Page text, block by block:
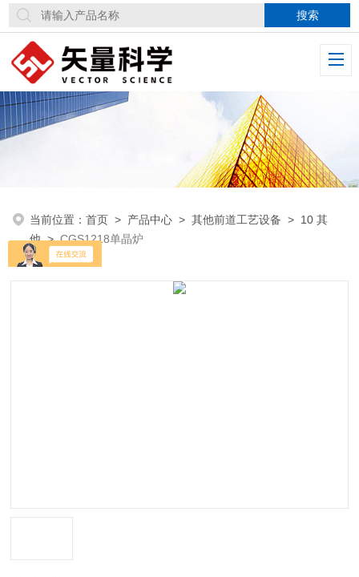
当前位置：首页 > 产品中心 >其他前道工艺设备 > 10 其
他>CGS1218单晶炉